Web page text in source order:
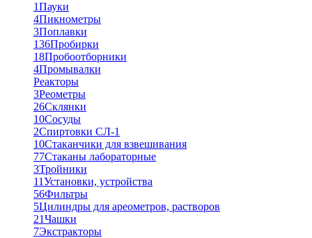
1Пауки
4Пикнометры
3Поплавки
136Пробирки
18Пробоотборники
4Промывалки
Реакторы
3Реометры
26Склянки
10Сосуды
2Спиртовки СЛ-1
10Стаканчики для взвешивания
77Стаканы лабораторные
3Тройники
11Установки, устройства
56Фильтры
5Цилиндры для ареометров, растворов
21Чашки
7Экстракторы